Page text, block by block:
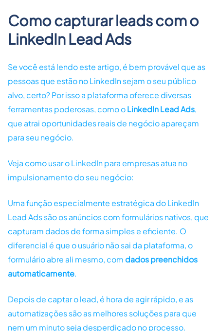
Como capturar leads com o
LinkedIn Lead Ads
Se você está lendo este artigo, é bem provável que as
pessoas que estão no LinkedIn sejam o seu público
alvo, certo? Por isso a plataforma oferece diversas
ferramentas poderosas, como oLinkedIn Lead Ads,
que atrai oportunidades reais de negócio apareçam
para seu negócio.
Veja como usar o LinkedIn para empresas atua no
impulsionamento do seu negócio:
Uma função especialmente estratégica do LinkedIn
Lead Ads são os anúncios com formulários nativos, que
capturam dados de forma simples e eficiente. O
diferencial é que o usuário não sai da plataforma, o
formulário abre ali mesmo, com dados preenchidos
automaticamente.
Depois de captar o lead, é hora de agir rápido, e as
automatizações são as melhores soluções para que
nem um minuto seja desperdiçado no processo.